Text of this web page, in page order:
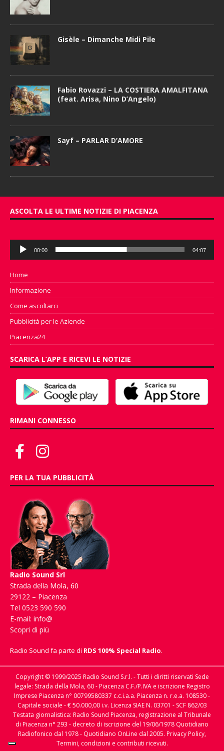
Gisèle – Dimanche Midi Pile
Fabio Rovazzi – LA COSTIERA AMALFITANA
(feat. Arisa, Nino D’Angelo)
Sayf – PARLAR D’AMORE
ASCOLTA LE ULTIME NOTIZIE DI PIACENZA
Audio
Player
00:00 04:07
Home
Informazione
Come ascoltarci
Pubblicità per le Aziende
Piacenza24
SCARICA L’APP E RICEVI LE NOTIZIE
RIMANI CONNESSO
PER LA TUA PUBBLICITÀ
Radio Sound Srl
Strada della Mola, 60
29122 – Piacenza
Tel 0523 590 590
E-mail: info@
Scopri di più
Radio Sound fa parte di RDS 100% Special Radio.
Copyright © 1999/2025 Radio Sound S.r.l. - Tutti i diritti riservati Sede
legale: Strada della Mola, 60 - Piacenza C.F./P.IVA e iscrizione Registro
Imprese Piacenza n° 00799580337 c.c.i.a.a. Piacenza n. r.e.a. 108530 -
Capitale sociale - € 50.000,00 i.v. Licenza SIAE N. 03701 - SCF 862/03
Testata giornalistica: Radio Sound Piacenza, registrazione al Tribunale
di Piacenza n° 293 - decreto di iscrizione del 19/06/1978 Quotidiano
Radiofonico dal 1978 - Quotidiano OnLine dal 2005. Privacy Policy,
Termini, condizioni e contributi ricevuti.